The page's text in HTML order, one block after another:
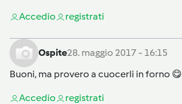
Accedio registrati
Ospite28. maggio 2017 - 16:15
Buoni, ma provero a cuocerli in forno 😋
Accedio registrati